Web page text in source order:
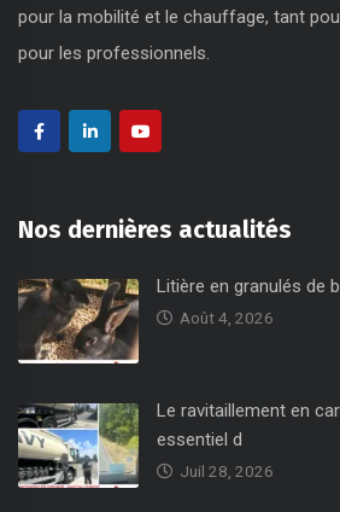
pour la mobilité et le chauffage, tant
pour les professionnels.
Nos dernières actualités
Litière en granulés de
Août 4, 2026
Le ravitaillement en
essentiel d
Juil 28, 2026